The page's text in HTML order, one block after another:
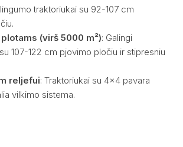
traktoriukai su 92-107 cm
(virš 5000 m²): Galingi
107-122 cm pjovimo pločiu ir stipresniu
reljefui: Traktoriukai su 4×4 pavara
vilkimo sistema.